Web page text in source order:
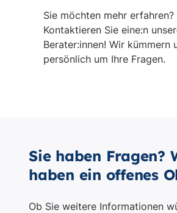
Sie haben Fragen?
haben ein offenes
Ob Sie weitere Informationen